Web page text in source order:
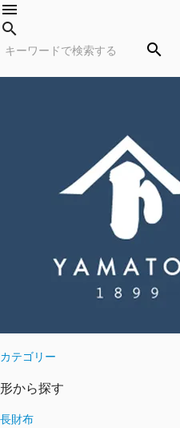
menu
search
search
カテゴリー
形から探す
長財布